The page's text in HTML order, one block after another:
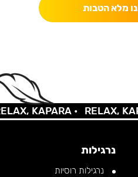
מלא הטבות
KAPARA • RELAX,
נרגילות
נרגילות רוסיות